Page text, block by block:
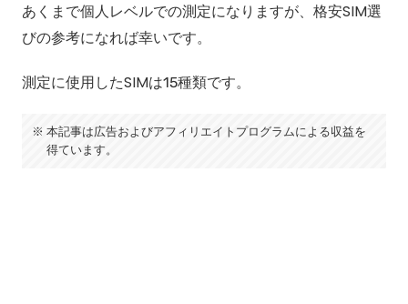
あくまで個人レベルでの測定になりますが、格安SIM選
びの参考になれば幸いです。
測定に使用したSIMは15種類です。
本記事は広告およびアフィリエイトプログラムによる収益を
得ています。